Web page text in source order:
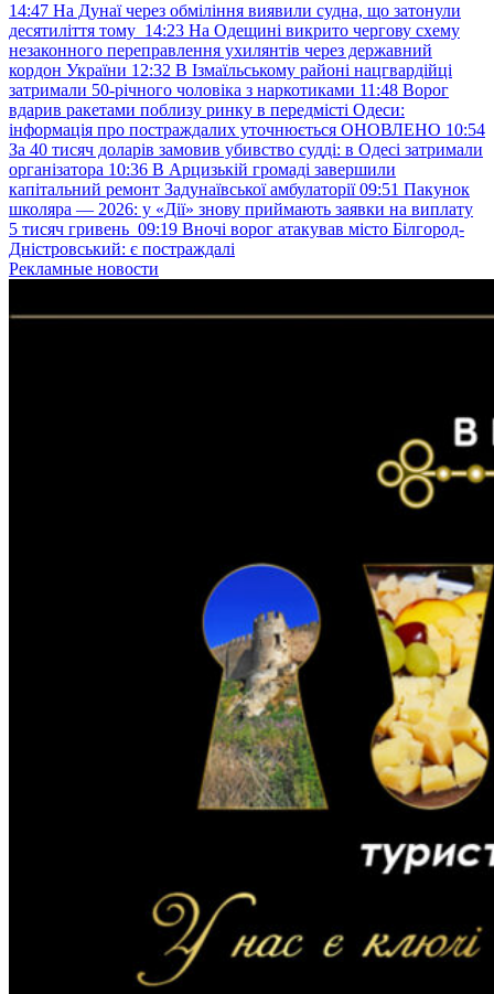
14:47 На Дунаї через обміління виявили судна, що затонули
десятиліття тому 14:23 На Одещині викрито чергову схему
незаконного переправлення ухилянтів через державний
кордон України 12:32 В Ізмаїльському районі нацгвардійці
затримали 50-річного чоловіка з наркотиками 11:48 Ворог
вдарив ракетами поблизу ринку в передмісті Одеси:
інформація про постраждалих уточнюється ОНОВЛЕНО 10:54
За 40 тисяч доларів замовив убивство судді: в Одесі затримали
організатора 10:36 В Арцизькій громаді завершили
капітальний ремонт Задунаївської амбулаторії 09:51 Пакунок
школяра — 2026: у «Дії» знову приймають заявки на виплату
5 тисяч гривень 09:19 Вночі ворог атакував місто Білгород-
Дністровський: є постраждалі
Рекламные новости